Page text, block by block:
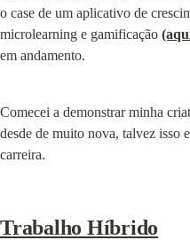
o case de um aplicativo de
microlearning e gamificação
em andamento.
Comecei a demonstrar minha
desde de muito nova, talvez isso
carreira.
Trabalho Híbrido